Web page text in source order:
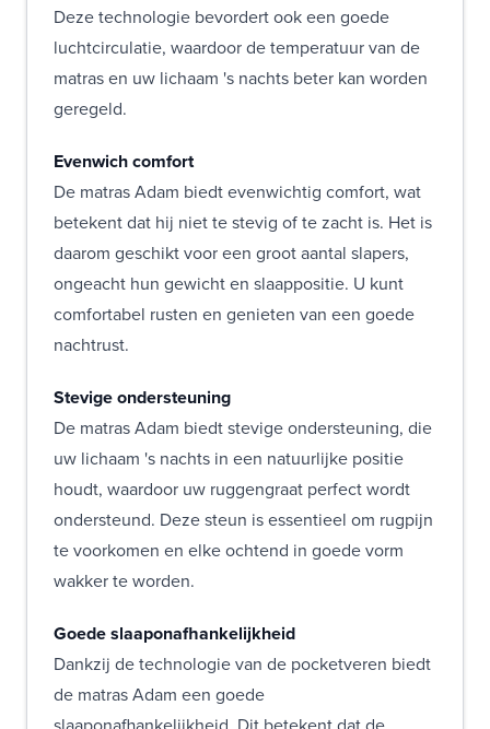
Deze technologie bevordert ook een goede
luchtcirculatie, waardoor de temperatuur van de
matras en uw lichaam 's nachts beter kan worden
geregeld.
Evenwich comfort
De matras Adam biedt evenwichtig comfort, wat
betekent dat hij niet te stevig of te zacht is. Het is
daarom geschikt voor een groot aantal slapers,
ongeacht hun gewicht en slaappositie. U kunt
comfortabel rusten en genieten van een goede
nachtrust.
Stevige ondersteuning
De matras Adam biedt stevige ondersteuning, die
uw lichaam 's nachts in een natuurlijke positie
houdt, waardoor uw ruggengraat perfect wordt
ondersteund. Deze steun is essentieel om rugpijn
te voorkomen en elke ochtend in goede vorm
wakker te worden.
Goede slaaponafhankelijkheid
Dankzij de technologie van de pocketveren biedt
de matras Adam een goede